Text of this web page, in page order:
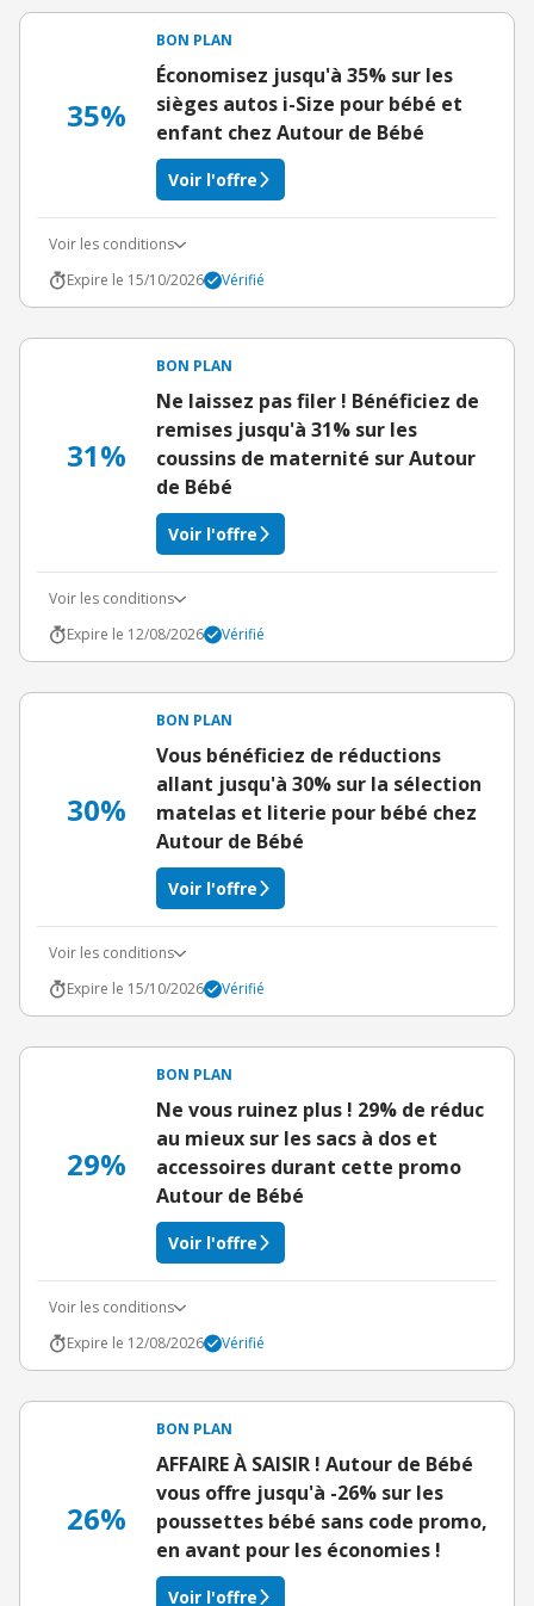
35%
BON PLAN
Économisez jusqu'à 35% sur les
sièges autos i-Size pour bébé et
enfant chez Autour de Bébé
Voir l'offre
Voir les conditions
Expire le 15/10/2026
Vérifié
31%
BON PLAN
Ne laissez pas filer ! Bénéficiez de
remises jusqu'à 31% sur les
coussins de maternité sur Autour
de Bébé
Voir l'offre
Voir les conditions
Expire le 12/08/2026
Vérifié
30%
BON PLAN
Vous bénéficiez de réductions
allant jusqu'à 30% sur la sélection
matelas et literie pour bébé chez
Autour de Bébé
Voir l'offre
Voir les conditions
Expire le 15/10/2026
Vérifié
29%
BON PLAN
Ne vous ruinez plus ! 29% de réduc
au mieux sur les sacs à dos et
accessoires durant cette promo
Autour de Bébé
Voir l'offre
Voir les conditions
Expire le 12/08/2026
Vérifié
26%
BON PLAN
AFFAIRE À SAISIR ! Autour de Bébé
vous offre jusqu'à -26% sur les
poussettes bébé sans code promo,
en avant pour les économies !
Voir l'offre